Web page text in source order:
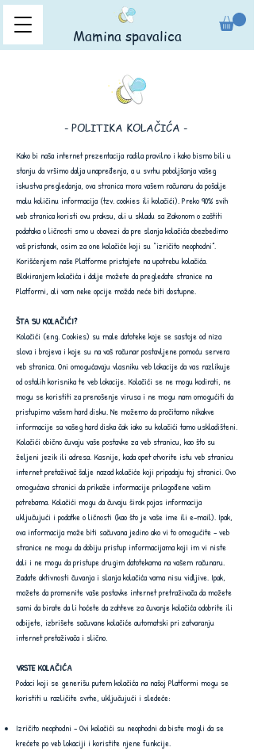
Mamina spavalica
- POLITIKA KOLAČIĆA -
Kako bi naša internet prezentacija radila pravilno i kako bismo bili u
stanju da vršimo dalja unapređenja, a u svrhu poboljšanja vašeg
iskustva pregledanja, ova stranica mora vašem računaru da pošalje
malu količinu informacija (tzv. cookies ili kolačići). Preko 90% svih
web stranica koristi ovu praksu, ali u skladu sa Zakonom o zaštiti
podataka o ličnosti smo u obavezi da pre slanja kolačića obezbedimo
vaš pristanak, osim za one kolačiće koji su “izričito neophodni”.
Korišćenjem naše Platforme pristajete na upotrebu kolačića.
Blokiranjem kolačića i dalje možete da pregledate stranice na
Platformi, ali vam neke opcije možda neće biti dostupne.
ŠTA SU KOLAČIĆI?
Kolačići (eng. Cookies) su male datoteke koje se sastoje od niza
slova i brojeva i koje su na vaš računar postavljene pomoću servera
veb stranica. Oni omogućavaju vlasniku veb lokacije da vas razlikuje
od ostalih korisnika te veb lokacije. Kolačići se ne mogu kodirati, ne
mogu se koristiti za prenošenje virusa i ne mogu nam omogućiti da
pristupimo vašem hard disku. Ne možemo da pročitamo nikakve
informacije sa vašeg hard diska čak iako su kolačići tamo uskladišteni.
Kolačići obično čuvaju vaše postavke za veb stranicu, kao što su
željeni jezik ili adresa. Kasnije, kada opet otvorite istu veb stranicu
internet pretaživač šalje nazad kolačiće koji pripadaju toj stranici. Ovo
omogućava stranici da prikaže informacije prilagođene vašim
potrebama. Kolačići mogu da čuvaju širok pojas informacija
uključujući i podatke o ličnosti (kao što je vaše ime ili e-mail). Ipak,
ova informacija može biti sačuvana jedino ako vi to omogućite - veb
stranice ne mogu da dobiju pristup informacijama koji im vi niste
dali i ne mogu da pristupe drugim datotekama na vašem računaru.
Zadate aktivnosti čuvanja i slanja kolačića vama nisu vidljive. Ipak,
možete da promenite vaše postavke internet pretraživača da možete
sami da birate da li hoćete da zahteve za čuvanje kolačića odobrite ili
odbijete, izbrišete sačuvane kolačiće automatski pri zatvaranju
internet pretaživača i slično.
VRSTE KOLAČIĆA
Podaci koji se generišu putem kolačića na našoj Platformi mogu se
koristiti u različite svrhe, uključujući i sledeće:
Izričito neophodni - Ovi kolačići su neophodni da biste mogli da se
krećete po veb lokaciji i koristite njene funkcije.